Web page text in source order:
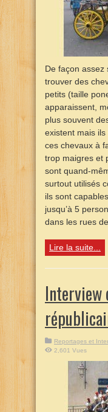
De façon assez
trouver des
petits (taille
apparaissent,
plus souvent
existent mais ils
ces chevaux à
trop maigres et
sont quand-
surtout utilisés
ils sont
jusqu’à 5
dans les rues
Lire la suite...
Interview
Reportages et
2,601 Vues